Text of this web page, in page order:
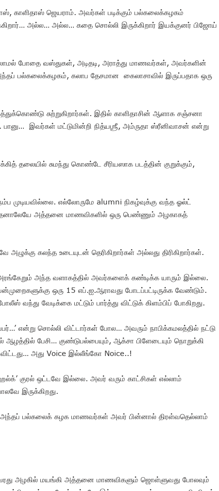
காளிதாஸ் ஜெயராம். அவர்கள் படிக்கும் பல்கலைக்கழகம்
அல்ல… அல்ல… கதை சொல்லி இருக்கிறார் இயக்குனர் பிஜோய்
போதை வஸ்துகள், அடிதடி, அராத்து மாணவர்கள், அவர்களின்
பல்கலைக்கழகம், கலாப தேசமான கைலாசாவில் இருப்பதாக ஒரு
சுற்றுகிறார்கள். இதில் காளிதாசின் ஆளாக சஞ்சனா
இவர்கள் மட்டுமின்றி நித்யஶ்ரீ, அம்ருதா ஸ்ரீனிவாசன் என்று
தலையில் சுமந்து கொண்டே சீரியஸாக படத்தின் குறுக்கும்,
முடியவில்லை. எல்லோருமே alumni நிகழ்வுக்கு வந்த ஓல்ட்
அத்தனை மாணவிகளில் ஒரு பெண்ணும் அழகாகத்
கலந்த உடையுடன் தெரிகிறார்கள் அல்லது திரிகிறார்கள்.
அந்த வளாகத்தில் அவர்களைக் கண்டிக்க யாரும் இல்லை.
ஒரு 15 எப்.ஐ.ஆராவது போடப்பட்டிருக்க வேண்டும்.
வந்து வேடிக்கை மட்டும் பார்த்து விட்டுக் கிளம்பிப் போகிறது.
என்று சொல்லி விட்டார்கள் போல… அவரும் நாபிக்கமலத்தில் நட்டு
பேசி… குண்டுபல்பையும், ஆக்சா பிளேடையும் நொறுக்கி
அது Voice இல்லீங்கோ Noice..!
குரல் ஒட்டவே இல்லை. அவர் வரும் காட்சிகள் எல்லாம்
இருக்கிறது.
அந்தப் பல்கலைக் கழக மாணவர்கள் அவர் பின்னால் திரள்வதெல்லாம்
அழகில் மயங்கி அத்தனை மாணவிகளும் ஜொள்ளுவது போலவும்